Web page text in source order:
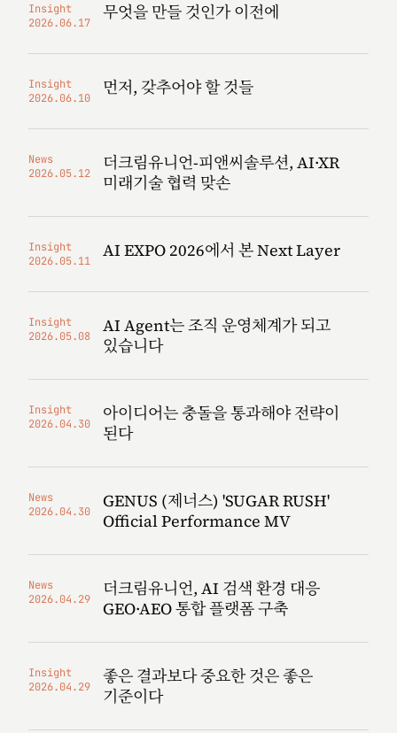
Insight
2026.06.17
무엇을 만들 것인가 이전에
Insight
2026.06.10
먼저, 갖추어야 할 것들
News
2026.05.12
더크림유니언-피앤씨솔루션, AI·XR
미래기술 협력 맞손
Insight
2026.05.11
AI EXPO 2026에서 본 Next Layer
Insight
2026.05.08
AI Agent는 조직 운영체계가 되고
있습니다
Insight
2026.04.30
아이디어는 충돌을 통과해야 전략이
된다
News
2026.04.30
GENUS (제너스) 'SUGAR RUSH'
Official Performance MV
News
2026.04.29
더크림유니언, AI 검색 환경 대응
GEO·AEO 통합 플랫폼 구축
Insight
2026.04.29
좋은 결과보다 중요한 것은 좋은
기준이다